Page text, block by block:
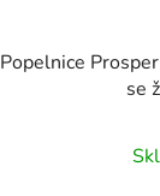
Popelnice
se